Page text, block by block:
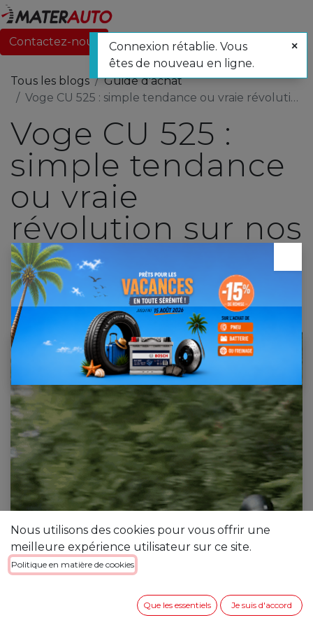
Contactez-nous
Tous les blogs
Guide d'achat
Voge CU 525 : simple tendance ou vraie révolution sur nos routes ?
Voge CU 525 :
simple tendance
ou vraie
révolution sur nos
routes ?
24 septembre 2025 par
[023156] Ferdinand ANDRIANINANDRIANA
Nous utilisons des cookies pour vous offrir une
meilleure expérience utilisateur sur ce site.
Politique en matière de cookies
Que les essentiels Je suis d'accord
Connexion rétablie. Vous
êtes de nouveau en ligne.